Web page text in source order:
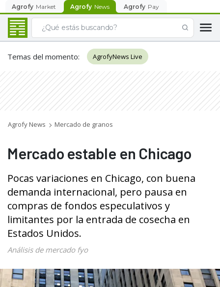
Agrofy Market Agrofy News Agrofy Pay
Temas del momento: AgrofyNews Live
Agrofy News Mercado de granos
Mercado estable en Chicago
Pocas variaciones en Chicago, con buena
demanda internacional, pero pausa en
compras de fondos especulativos y
limitantes por la entrada de cosecha en
Estados Unidos.
Análisis de mercado fyo